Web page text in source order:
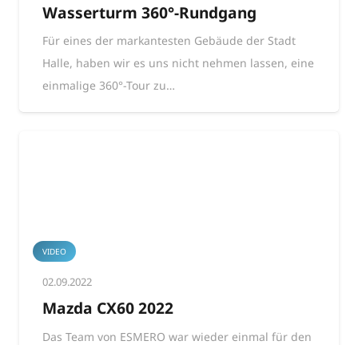
Wasserturm 360°-Rundgang
Für eines der markantesten Gebäude der Stadt
Halle, haben wir es uns nicht nehmen lassen, eine
einmalige 360°-Tour zu…
VIDEO
02.09.2022
Mazda CX60 2022
Das Team von ESMERO war wieder einmal für den